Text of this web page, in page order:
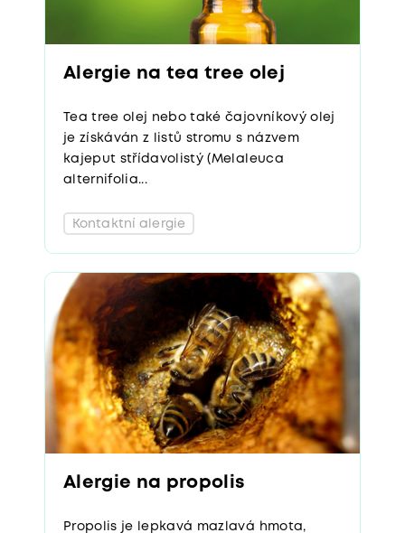
Alergie na tea tree olej
Tea tree olej nebo také čajovníkový olej
je získáván z listů stromu s názvem
kajeput střídavolistý (Melaleuca
alternifolia...
Kontaktní alergie
Alergie na propolis
Propolis je lepkavá mazlavá hmota,